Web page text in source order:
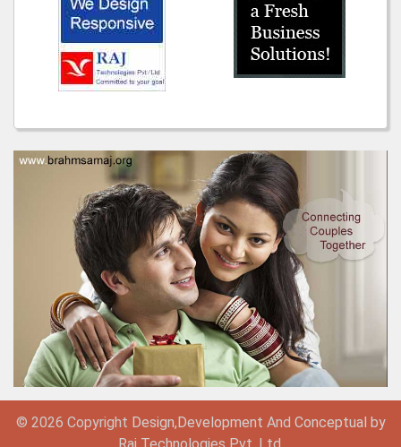
© 2026 Copyright Design, Development And Conceptual by